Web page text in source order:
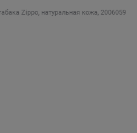
Zippo, натуральная кожа, 2006059